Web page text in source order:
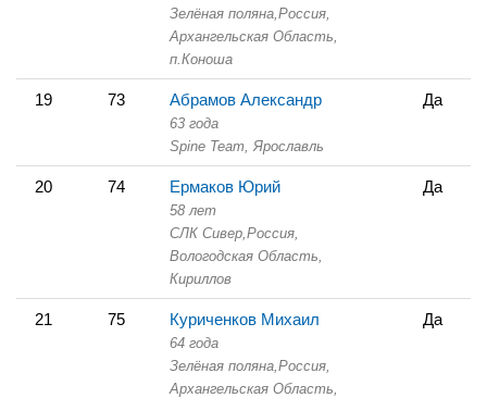
Зелёная поляна, Россия,
Архангельская Область,
п.Коноша
19 73 Абрамов Александр
63 года
Spine Team, Ярославль
Да
20 74 Ермаков Юрий
58 лет
СЛК Сивер, Россия,
Вологодская Область,
Кириллов
Да
21 75 Куриченков Михаил
64 года
Зелёная поляна, Россия,
Архангельская Область,
Да